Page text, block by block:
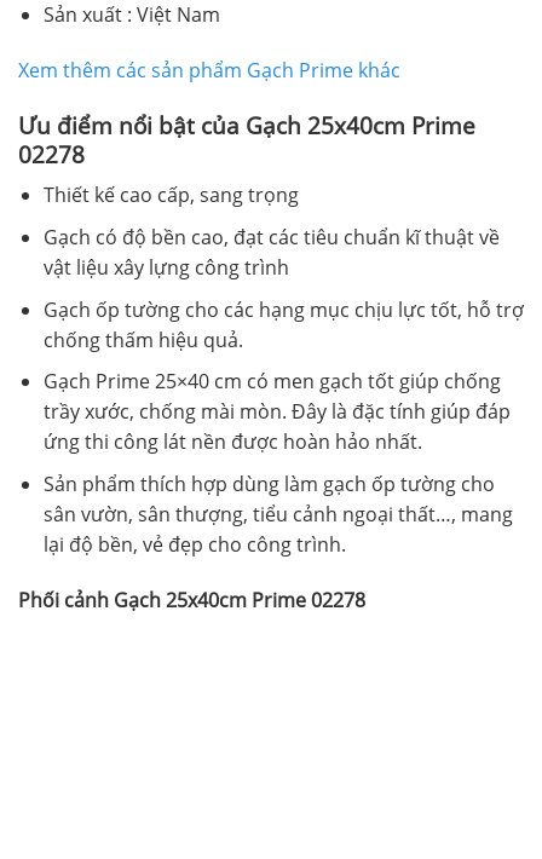
Sản xuất : Việt Nam
Xem thêm các sản phẩm Gạch Prime khác
Ưu điểm nổi bật của Gạch 25x40cm Prime
02278
Thiết kế cao cấp, sang trọng
Gạch có độ bền cao, đạt các tiêu chuẩn kĩ thuật về
vật liệu xây lựng công trình
Gạch ốp tường cho các hạng mục chịu lực tốt, hỗ trợ
chống thấm hiệu quả.
Gạch Prime 25×40 cm có men gạch tốt giúp chống
trầy xước, chống mài mòn. Đây là đặc tính giúp đáp
ứng thi công lát nền được hoàn hảo nhất.
Sản phẩm thích hợp dùng làm gạch ốp tường cho
sân vườn, sân thượng, tiểu cảnh ngoại thất…, mang
lại độ bền, vẻ đẹp cho công trình.
Phối cảnh Gạch 25x40cm Prime 02278